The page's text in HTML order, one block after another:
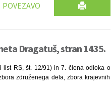
Dragatuš, stran 1435.
list RS, št. 12/91) in 7. člena odloka o
združenega dela, zbora krajevnih